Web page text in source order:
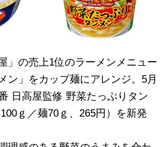
」の売上1位のラーメンメニュー
ン」をカップ麺にアレンジ。5月
日高屋監修 野菜たっぷりタン
ｇ／麺70ｇ、265円）を新発